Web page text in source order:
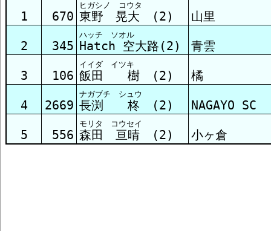
1 670
ヒガシノ コウタ
東野 晃大 (2) 山里
2 345
ハッチ ソオル
Hatch 空大路(2) 青雲
3 106
イイダ イツキ
飯田 樹 (2) 橘
4 2669
ナガブチ シュウ
長渕 柊 (2) NAGAYO SC
5 556
モリタ コウセイ
森田 亘晴 (2) 小ヶ倉